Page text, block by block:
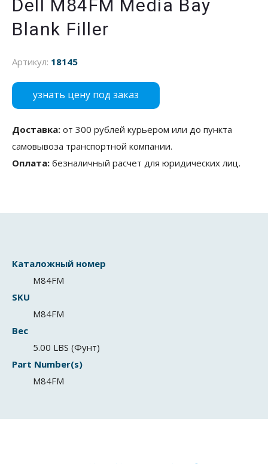
Dell M84FM Media Bay
Blank Filler
Артикул: 18145
узнать цену под заказ
Доставка: от 300 рублей курьером или до пункта
самовывоза транспортной компании.
Оплата: безналичный расчет для юридических лиц.
Каталожный номер
M84FM
SKU
M84FM
Вес
5.00 LBS (Фунт)
Part Number(s)
M84FM